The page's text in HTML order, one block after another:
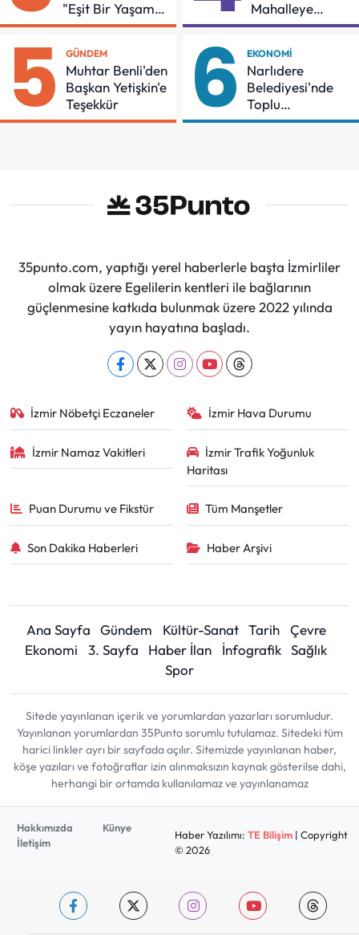
"Eşit Bir Yaşam
İçin Mücadeleyi
Mahalleye
Çocuk Şenliği
5 GÜNDEM
Muhtar Benli'den
Başkan Yetişkin'e
Teşekkür
6 EKONOMI
Narlıdere
Belediyesi'nde
Toplu
Sözleşmeye
35punto.com, yaptığı yerel haberlerle başta İzmirliler
olmak üzere Egelilerin kentleri ile bağlarının
güçlenmesine katkıda bulunmak üzere 2022 yılında
yayın hayatına başladı.
İzmir Nöbetçi Eczaneler İzmir Hava Durumu
İzmir Namaz Vakitleri
İzmir Trafik Yoğunluk
Haritası
Puan Durumu ve Fikstür Tüm Manşetler
Son Dakika Haberleri Haber Arşivi
Ana Sayfa Gündem Kültür-Sanat Tarih
Çevre
Ekonomi
3. Sayfa Haber İlan İnfografik Sağlık
Spor
Sitede yayınlanan içerik ve yorumlardan yazarları sorumludur.
Yayınlanan yorumlardan 35Punto sorumlu tutulamaz. Sitedeki tüm
harici linkler ayrı bir sayfada açılır. Sitemizde yayınlanan haber,
köşe yazıları ve fotoğraflar izin alınmaksızın kaynak gösterilse dahi,
herhangi bir ortamda kullanılamaz ve yayınlanamaz
Hakkımızda
Künye
İletişim
Haber Yazılımı: TE Bilişim| Copyright
© 2026